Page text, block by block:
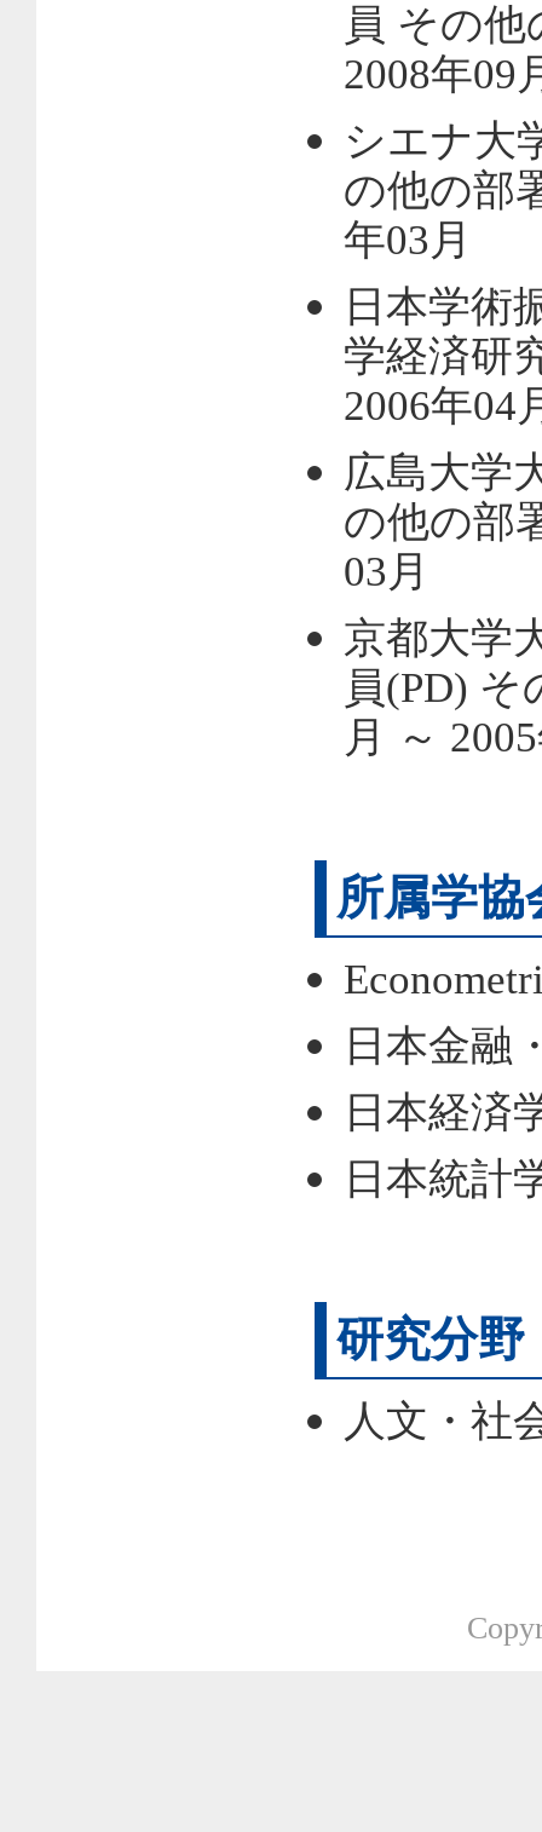
員 その他
2008年09
シエナ大
の他の部
年03月
日本学術
学経済研
2006年04
広島大学
の他の部
03月
京都大学
員(PD)
月 ～
所属学協
日本金融
日本経済
日本統計
研究分野
人文・社